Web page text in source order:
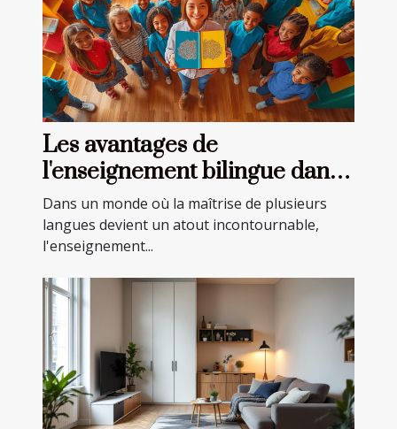
Les avantages de
l'enseignement bilingue dans
les écoles privées
Dans un monde où la maîtrise de plusieurs
langues devient un atout incontournable,
l'enseignement...